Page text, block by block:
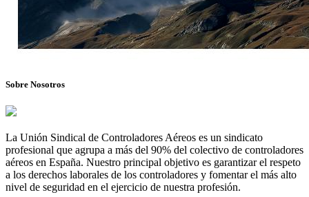
Sobre Nosotros
La Unión Sindical de Controladores Aéreos es un sindicato
profesional que agrupa a más del 90% del colectivo de controladores
aéreos en España. Nuestro principal objetivo es garantizar el respeto
a los derechos laborales de los controladores y fomentar el más alto
nivel de seguridad en el ejercicio de nuestra profesión.